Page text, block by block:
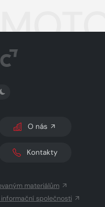
PŘEPNOUT SVĚTLÝ/TMAVÝ REŽIM
O nás
Kontakty
materiálům
společnosti